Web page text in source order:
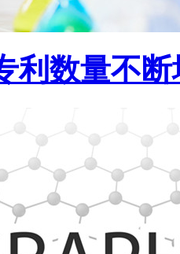
利数量不